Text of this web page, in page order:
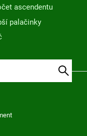
ascendentu
palačinky